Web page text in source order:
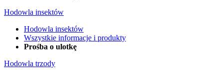
Hodowla insektów
Hodowla insektów
Wszystkie informacje i produkty
Prośba o ulotkę
Hodowla trzody